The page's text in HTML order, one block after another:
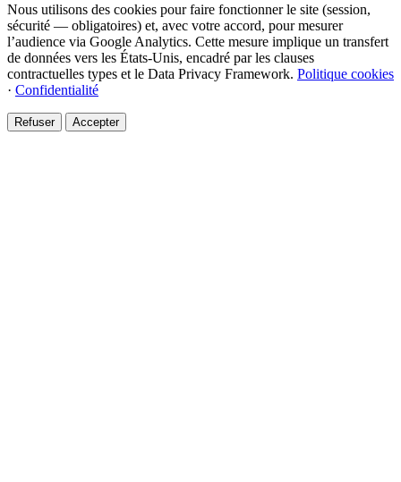
Nous utilisons des cookies pour faire fonctionner le site (session,
sécurité — obligatoires) et, avec votre accord, pour mesurer
l’audience via Google Analytics. Cette mesure implique un transfert
de données vers les États-Unis, encadré par les clauses
contractuelles types et le Data Privacy Framework. Politique cookies
· Confidentialité
Refuser Accepter